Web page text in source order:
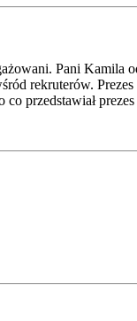
Pani Kamila
rekruterów.
przedstawiał